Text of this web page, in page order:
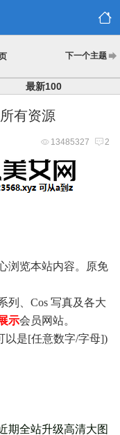
下一个主题
最新100
有资源
13485327 2
浏览本站内容。原免
列、Cos 写真及各大
示会员网站。
以是[任意数字/字母])
期全站升级高清大图